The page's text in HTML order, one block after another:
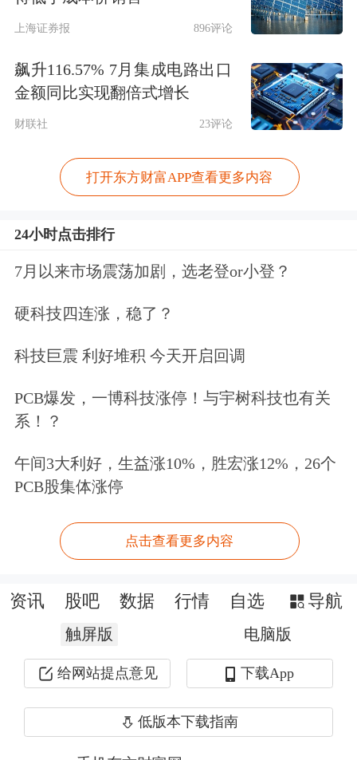
鉴于当事人胡博的违法行为情节严重，
依据《证券法》第二百二十一条和《证
券市场禁入规定》（证监会令第185
号）第三条第七项、第七条的规定，我
会决定：对胡博采取3年证券市场禁入
措施，自我会宣布决定之日起，在禁入
期间内，除不得继续在原机构从事证券
业务、证券服务业务或者担任原证券发
行人的董事、监事、高级管理人员职务
发行人的董事、监事、高级管理人员职
务。
起15日内，将罚款直接汇交国库。具体
时，须将注有当事人名称的付款凭证复
罚委员会办公室备案。当事人如果对本
处罚决定不服，可在收到本处罚决定书
之日起60日内向中国证券监督管理委员
会申请行政复议（行政复议申请可以通
过邮政快递寄送至中国证券监督管理委
上海证券报 896评论
飙升116.57% 7月集成电路出口
金额同比实现翻倍式增长
财联社 23评论
打开东方财富APP查看更多内容
24小时点击排行
7月以来市场震荡加剧，选老登or小登？
硬科技四连涨，稳了？
科技巨震 利好堆积 今天开启回调
PCB爆发，一博科技涨停！与宇树科技也有关
系！？
午间3大利好，生益涨10%，胜宏涨12%，26个
PCB股集体涨停
点击查看更多内容
资讯 股吧 数据 行情 自选 导航
触屏版 电脑版
给网站提点意见 下载App
低版本下载指南